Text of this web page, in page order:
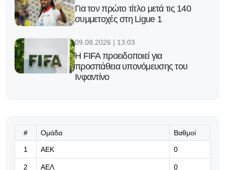
Για τον πρώτο τίτλο μετά τις 140
συμμετοχές στη Ligue 1
09.08.2026 | 13:03
Η FIFA προειδοποιεί για
προσπάθεια υπονόμευσης του
Ινφαντίνο
# Ομάδα Βαθμοί
1 ΑΕΚ 0
2 ΑΕΛ 0